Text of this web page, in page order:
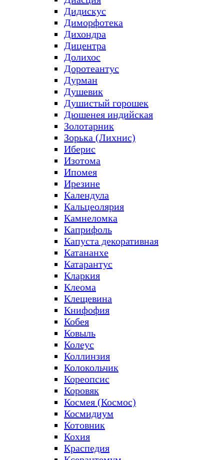
Дидискус
Диморфотека
Дихондра
Дицентра
Долихос
Доротеантус
Дурман
Душевик
Душистый горошек
Дюшенея индийская
Золотарник
Зорька (Лихнис)
Иберис
Изотома
Ипомея
Ирезине
Календула
Кальцеолярия
Камнеломка
Каприфоль
Капуста декоративная
Катананхе
Катарантус
Кларкия
Клеома
Клещевина
Книфофия
Кобея
Ковыль
Колеус
Коллинзия
Колокольчик
Кореопсис
Коровяк
Космея (Космос)
Космидиум
Котовник
Кохия
Краспедия